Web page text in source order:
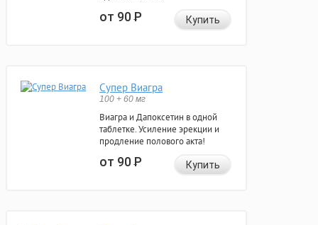
от 90Р Купить
Супер Виагра
100 + 60 мг
Виагра и Дапоксетин в одной
таблетке. Усиление эрекции и
продление полового акта!
от 90Р Купить